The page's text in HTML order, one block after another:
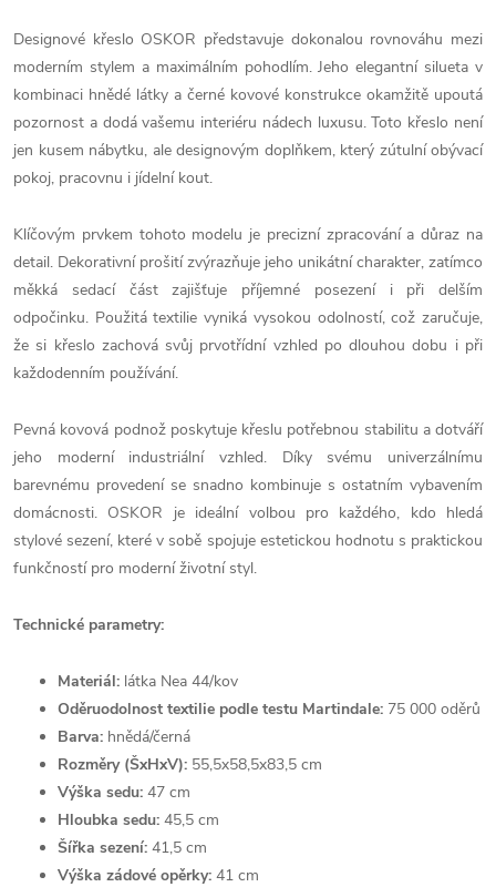
Designové křeslo OSKOR představuje dokonalou rovnováhu mezi
moderním stylem a maximálním pohodlím. Jeho elegantní silueta v
kombinaci hnědé látky a černé kovové konstrukce okamžitě upoutá
pozornost a dodá vašemu interiéru nádech luxusu. Toto křeslo není
jen kusem nábytku, ale designovým doplňkem, který zútulní obývací
pokoj, pracovnu i jídelní kout.
Klíčovým prvkem tohoto modelu je precizní zpracování a důraz na
detail. Dekorativní prošití zvýrazňuje jeho unikátní charakter, zatímco
měkká sedací část zajišťuje příjemné posezení i při delším
odpočinku. Použitá textilie vyniká vysokou odolností, což zaručuje,
že si křeslo zachová svůj prvotřídní vzhled po dlouhou dobu i při
každodenním používání.
Pevná kovová podnož poskytuje křeslu potřebnou stabilitu a dotváří
jeho moderní industriální vzhled. Díky svému univerzálnímu
barevnému provedení se snadno kombinuje s ostatním vybavením
domácnosti. OSKOR je ideální volbou pro každého, kdo hledá
stylové sezení, které v sobě spojuje estetickou hodnotu s praktickou
funkčností pro moderní životní styl.
Technické parametry:
Materiál: látka Nea 44/kov
Oděruodolnost textilie podle testu Martindale: 75 000 oděrů
Barva: hnědá/černá
Rozměry (ŠxHxV): 55,5x58,5x83,5 cm
Výška sedu: 47 cm
Hloubka sedu: 45,5 cm
Šířka sezení: 41,5 cm
Výška zádové opěrky: 41 cm